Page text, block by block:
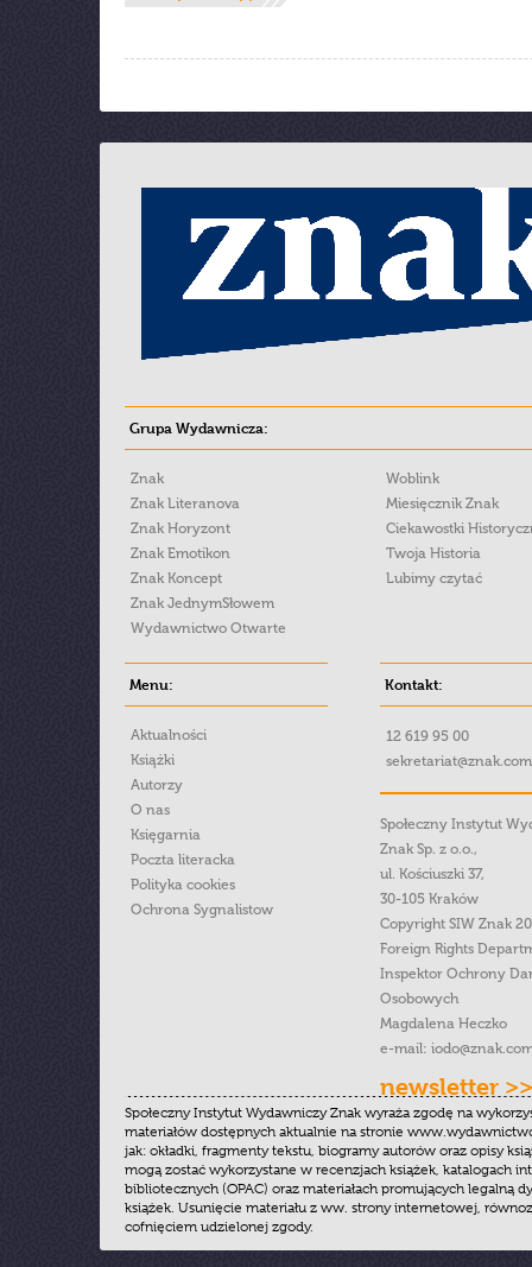
Grupa Wydawnicza:
Znak
Znak Literanova
Znak Horyzont
Znak Emotikon
Znak Koncept
Znak JednymSłowem
Wydawnictwo Otwarte
Woblink
Miesięcznik Znak
Ciekawostki
Twoja Historia
Lubimy czytać
Menu:
Aktualności
Książki
Autorzy
O nas
Księgarnia
Poczta literacka
Polityka cookies
Ochrona Sygnalistow
Kontakt:
12 619 95 00
Społeczny Instytut
Znak Sp. z o.o.,
ul. Kościuszki 37,
30-105 Kraków
Copyright SIW Znak
Foreign Rights
Inspektor Ochrony
Osobowych
Magdalena Heczko
e-mail:
newsletter >>
Społeczny Instytut Wydawniczy Znak wyraża zgodę na
materiałów dostępnych aktualnie na stronie
jak: okładki, fragmenty tekstu, biogramy autorów oraz opisy
mogą zostać wykorzystane w recenzjach książek, katalogach
bibliotecznych (OPAC) oraz materiałach promujących legalną
książek. Usunięcie materiału z ww. strony internetowej,
cofnięciem udzielonej zgody.